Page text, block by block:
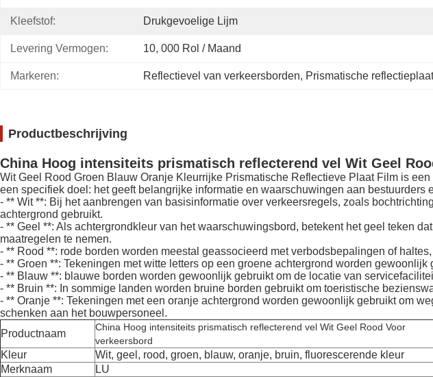
Kleefstof: Drukgevoelige Lijm
Levering Vermogen: 10, 000 Rol / Maand
Markeren: Reflectievel van verkeersborden, Prismatische reflectieplaat
Productbeschrijving
China Hoog intensiteits prismatisch reflecterend vel Wit Geel
Wit Geel Rood Groen Blauw Oranje Kleurrijke Prismatische Reflectieve Plaat Film is
een specifiek doel: het geeft belangrijke informatie en waarschuwingen aan bestuurders
- ** Wit **: Bij het aanbrengen van basisinformatie over verkeersregels, zoals
achtergrond gebruikt.
- ** Geel **: Als achtergrondkleur van het waarschuwingsbord, betekent het geel teken
maatregelen te nemen.
- ** Rood **: rode borden worden meestal geassocieerd met verbodsbepalingen of
- ** Groen **: Tekeningen met witte letters op een groene achtergrond worden
- ** Blauw **: blauwe borden worden gewoonlijk gebruikt om de locatie van
- ** Bruin **: In sommige landen worden bruine borden gebruikt om toeristische
- ** Oranje **: Tekeningen met een oranje achtergrond worden gewoonlijk gebruikt om
schenken aan het bouwpersoneel.
Productnaam
China Hoog intensiteits prismatisch reflecterend vel Wit Geel Rood Voor
verkeersbord
Kleur
Wit, geel, rood, groen, blauw, oranje, bruin, fluorescerende kleur
Merknaam
LU